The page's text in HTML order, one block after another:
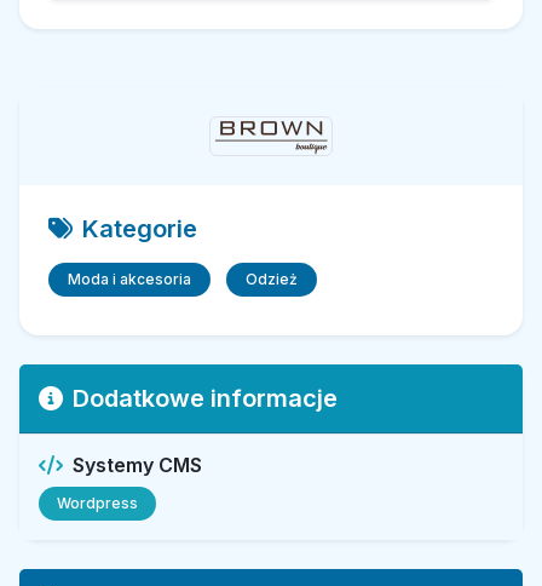
Kategorie
Moda i akcesoria Odzież
Dodatkowe informacje
Systemy CMS
Wordpress